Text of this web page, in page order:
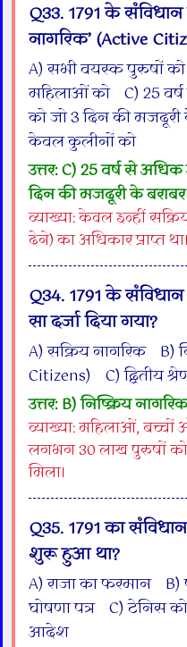
Q33. 1791 के
नागरिक’ (Active
A) सभी वयस्क पुरुषों
महिलाओं को C) 25
को जो 3 दिन की
केवल कुलीनों को
उत्तर: C) 25 वर्ष से
दिन की मजदूरी के
व्याख्या: केवल इन्हीं
देने) का अधिकार प्राप्त था।
Q34. 1791 के
सा दर्जा दिया गया?
A) सक्रिय नागरिक B)
Citizens) C) द्वितीय
उत्तर: B) निष्क्रिय
व्याख्या: महिलाओं,
लगभग 30 लाख पुरुषों को
मिला।
Q35. 1791 का
शुरू हुआ था?
A) राजा का फरमान
घोषणा पत्र C) टेनिस
आदेश